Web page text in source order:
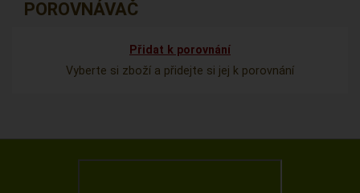
POROVNÁVAČ
Přidat k porovnání
Vyberte si zboží a přidejte si jej k porovnání